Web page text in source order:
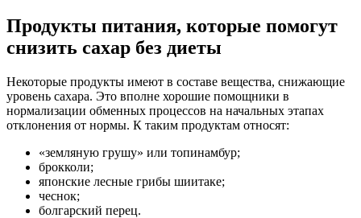
Продукты питания, которые помогут
снизить сахар без диеты
Некоторые продукты имеют в составе вещества, снижающие
уровень сахара. Это вполне хорошие помощники в
нормализации обменных процессов на начальных этапах
отклонения от нормы. К таким продуктам относят:
«земляную грушу» или топинамбур;
брокколи;
японские лесные грибы шиитаке;
чеснок;
болгарский перец.